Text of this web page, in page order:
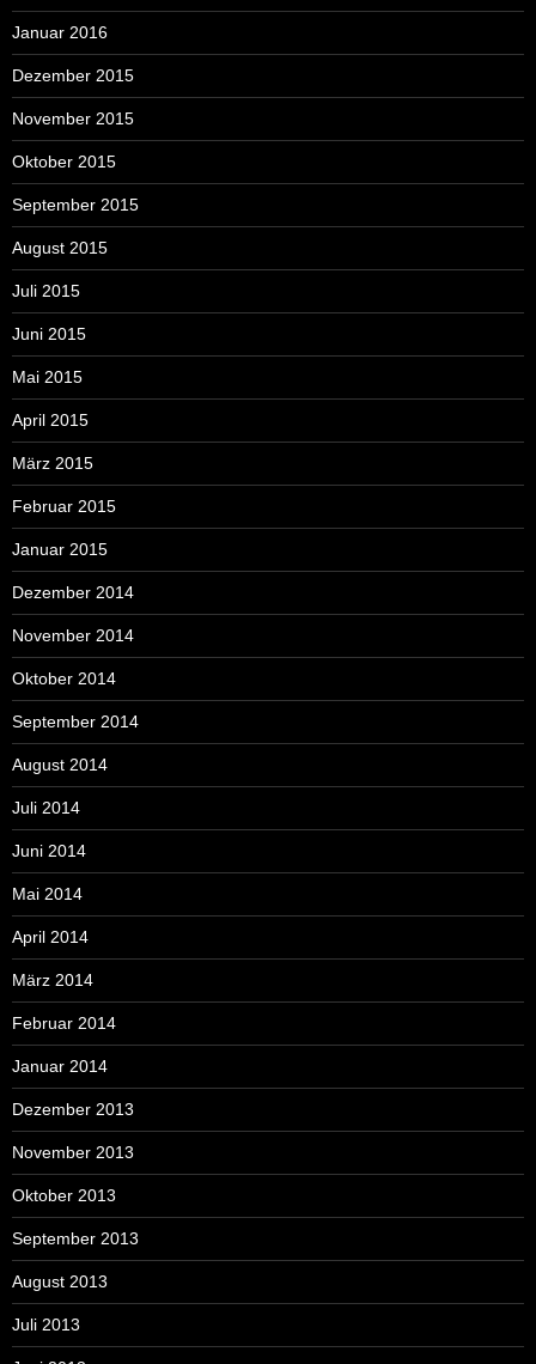
Januar 2016
Dezember 2015
November 2015
Oktober 2015
September 2015
August 2015
Juli 2015
Juni 2015
Mai 2015
April 2015
März 2015
Februar 2015
Januar 2015
Dezember 2014
November 2014
Oktober 2014
September 2014
August 2014
Juli 2014
Juni 2014
Mai 2014
April 2014
März 2014
Februar 2014
Januar 2014
Dezember 2013
November 2013
Oktober 2013
September 2013
August 2013
Juli 2013